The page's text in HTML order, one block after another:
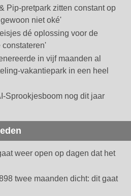
Pip-pretpark zitten constant op
niet oké'
dé oplossing voor de
constateren'
in vijf maanden al
vakantiepark in een heel
Sprookjesboom nog dit jaar
weer open op dagen dat het
twee maanden dicht: dit gaat